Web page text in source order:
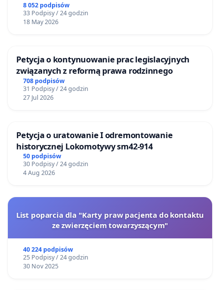
8 052 podpisów
33 Podpisy / 24 godzin
18 May 2026
Petycja o kontynuowanie prac legislacyjnych
związanych z reformą prawa rodzinnego
708 podpisów
31 Podpisy / 24 godzin
27 Jul 2026
Petycja o uratowanie I odremontowanie
historycznej Lokomotywy sm42-914
50 podpisów
30 Podpisy / 24 godzin
4 Aug 2026
List poparcia dla "Karty praw pacjenta do kontaktu
ze zwierzęciem towarzyszącym"
40 224 podpisów
25 Podpisy / 24 godzin
30 Nov 2025